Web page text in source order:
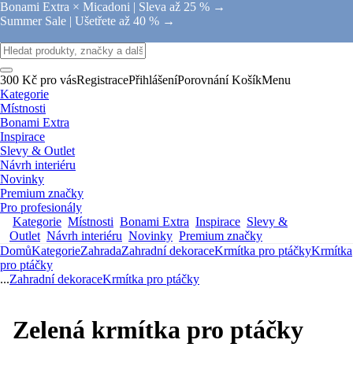
Bonami Extra × Micadoni | Sleva až 25 % →
Summer Sale | Ušetřete až 40 % →
300 Kč pro vásRegistracePřihlášeníPorovnání KošíkMenu
Kategorie
Místnosti
Bonami Extra
Inspirace
Slevy & Outlet
Návrh interiéru
Novinky
Premium značky
Pro profesionály
Kategorie Místnosti Bonami Extra Inspirace Slevy &
Outlet Návrh interiéru Novinky Premium značky
DomůKategorieZahradaZahradní dekoraceKrmítka pro ptáčkyKrmítka
pro ptáčky
...Zahradní dekoraceKrmítka pro ptáčky
Zelená krmítka pro ptáčky